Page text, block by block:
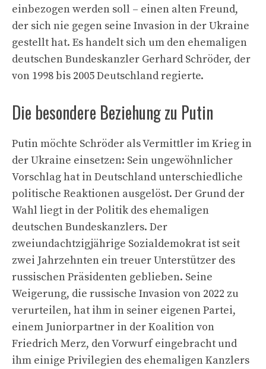
einbezogen werden soll – einen alten Freund,
der sich nie gegen seine Invasion in der Ukraine
gestellt hat. Es handelt sich um den ehemaligen
deutschen Bundeskanzler Gerhard Schröder, der
von 1998 bis 2005 Deutschland regierte.
Die besondere Beziehung zu Putin
Putin möchte Schröder als Vermittler im Krieg in
der Ukraine einsetzen: Sein ungewöhnlicher
Vorschlag hat in Deutschland unterschiedliche
politische Reaktionen ausgelöst. Der Grund der
Wahl liegt in der Politik des ehemaligen
deutschen Bundeskanzlers. Der
zweiundachtzigjährige Sozialdemokrat ist seit
zwei Jahrzehnten ein treuer Unterstützer des
russischen Präsidenten geblieben. Seine
Weigerung, die russische Invasion von 2022 zu
verurteilen, hat ihm in seiner eigenen Partei,
einem Juniorpartner in der Koalition von
Friedrich Merz, den Vorwurf eingebracht und
ihm einige Privilegien des ehemaligen Kanzlers